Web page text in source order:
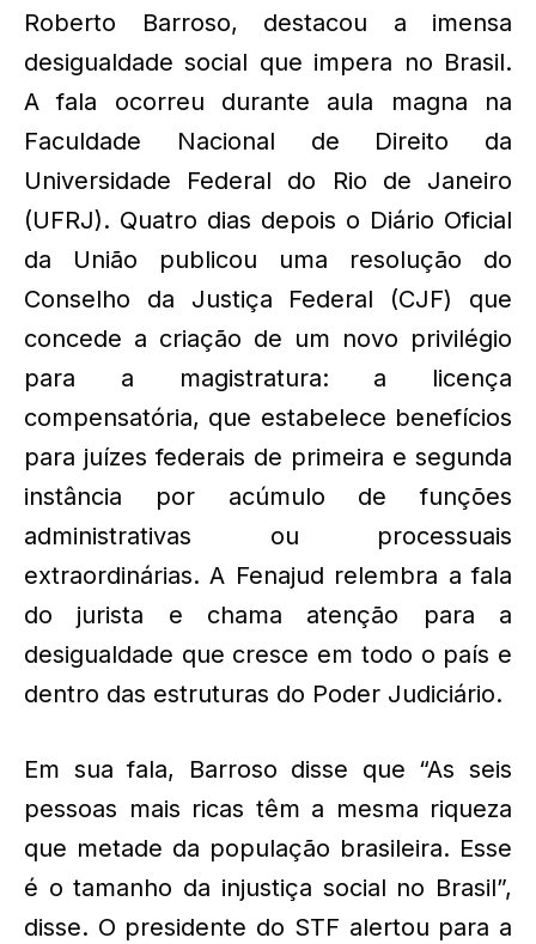
Roberto Barroso, destacou a imensa
desigualdade social que impera no Brasil.
A fala ocorreu durante aula magna na
Faculdade Nacional de Direito da
Universidade Federal do Rio de Janeiro
(UFRJ). Quatro dias depois o Diário Oficial
da União publicou uma resolução do
Conselho da Justiça Federal (CJF) que
concede a criação de um novo privilégio
para a magistratura: a licença
compensatória, que estabelece benefícios
para juízes federais de primeira e segunda
instância por acúmulo de funções
administrativas ou processuais
extraordinárias. A Fenajud relembra a fala
do jurista e chama atenção para a
desigualdade que cresce em todo o país e
dentro das estruturas do Poder Judiciário.
Em sua fala, Barroso disse que “As seis
pessoas mais ricas têm a mesma riqueza
que metade da população brasileira. Esse
é o tamanho da injustiça social no Brasil”,
disse. O presidente do STF alertou para a